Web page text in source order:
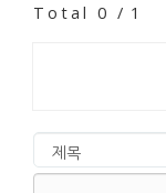
Total 0 / 1